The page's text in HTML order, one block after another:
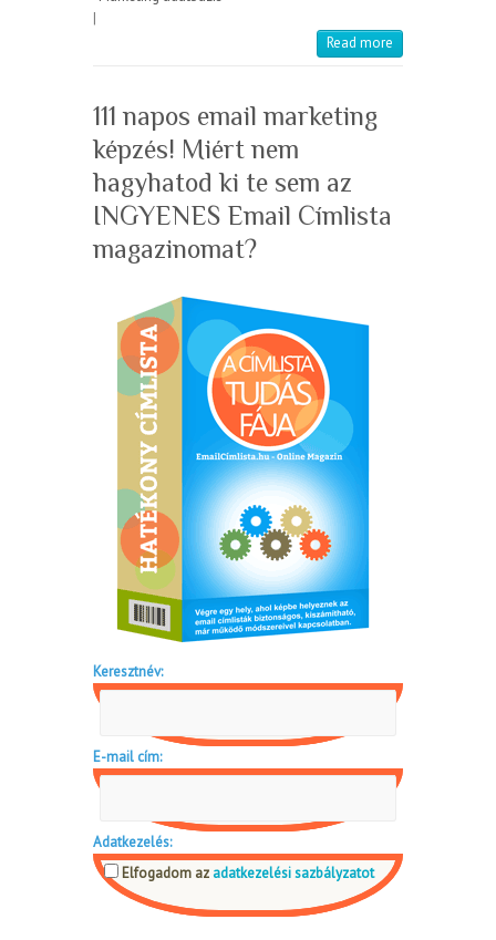
|
Read more
111 napos email marketing
képzés! Miért nem
hagyhatod ki te sem az
INGYENES Email Címlista
magazinomat?
Keresztnév:
E-mail cím:
Adatkezelés:
Elfogadom az adatkezelési sazbályzatot